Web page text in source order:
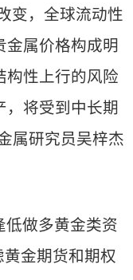
变，全球流动性
金属价格构成明
构性上行的风险
，将受到中长期
属研究员吴梓杰
低做多黄金类资
金期货和期权